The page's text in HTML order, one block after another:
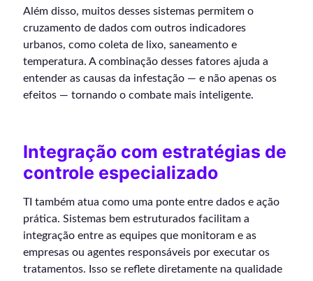
Além disso, muitos desses sistemas permitem o
cruzamento de dados com outros indicadores
urbanos, como coleta de lixo, saneamento e
temperatura. A combinação desses fatores ajuda a
entender as causas da infestação — e não apenas os
efeitos — tornando o combate mais inteligente.
Integração com estratégias de
controle especializado
TI também atua como uma ponte entre dados e ação
prática. Sistemas bem estruturados facilitam a
integração entre as equipes que monitoram e as
empresas ou agentes responsáveis por executar os
tratamentos. Isso se reflete diretamente na qualidade